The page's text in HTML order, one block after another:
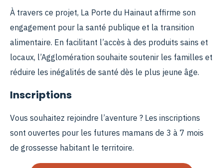
À travers ce projet, La Porte du Hainaut affirme son
engagement pour la santé publique et la transition
alimentaire. En facilitant l’accès à des produits sains et
locaux, l’Agglomération souhaite soutenir les familles et
réduire les inégalités de santé dès le plus jeune âge.
Inscriptions
Vous souhaitez rejoindre l’aventure ? Les inscriptions
sont ouvertes pour les futures mamans de 3 à 7 mois
de grossesse habitant le territoire.